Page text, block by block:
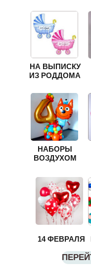
НА ВЫПИСКУ
ИЗ РОДДОМА
14 ФЕВРАЛЯ
НАБОРЫ
ВОЗДУХОМ